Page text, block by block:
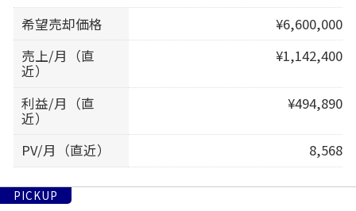
希望売却価格
¥6,600,000
売上/月（直
近）
¥1,142,400
利益/月（直
近）
¥494,890
PV/月（直近） 8,568
PICKUP